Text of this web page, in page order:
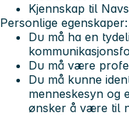
Kjennskap til
Personlige egenskaper:
Du må ha en
Du må være
Du må kunne
menneskesyn og
ønsker å være til